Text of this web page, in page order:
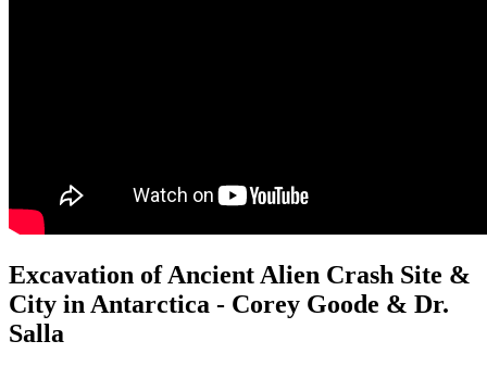
Excavation of Ancient Alien Crash Site &
City in Antarctica - Corey Goode & Dr.
Salla